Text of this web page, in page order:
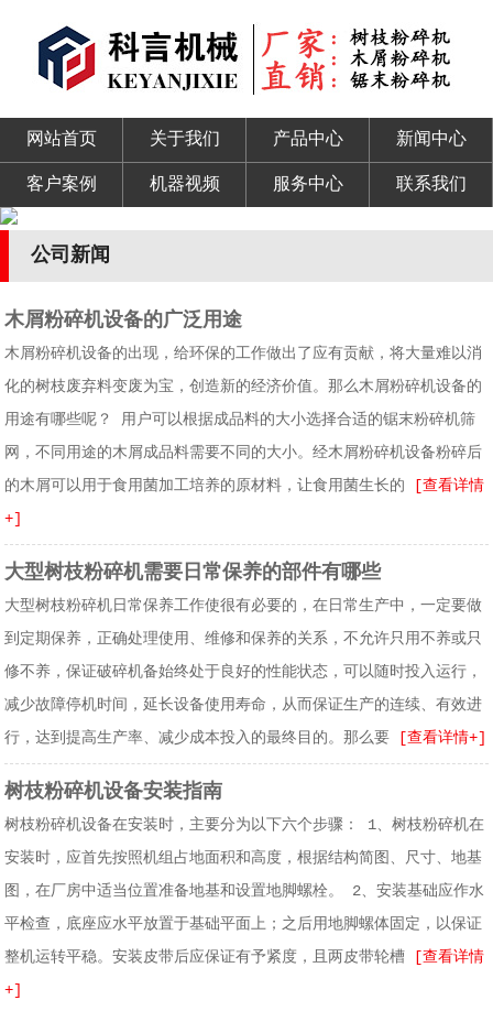
网站首页 关于我们 产品中心 新闻中心
客户案例 机器视频 服务中心 联系我们
公司新闻
木屑粉碎机设备的广泛用途
木屑粉碎机设备的出现，给环保的工作做出了应有贡献，将大量难以消
化的树枝废弃料变废为宝，创造新的经济价值。那么木屑粉碎机设备的
用途有哪些呢？ 用户可以根据成品料的大小选择合适的锯末粉碎机筛
网，不同用途的木屑成品料需要不同的大小。经木屑粉碎机设备粉碎后
的木屑可以用于食用菌加工培养的原材料，让食用菌生长的
[查看详情
+]
大型树枝粉碎机需要日常保养的部件有哪些
大型树枝粉碎机日常保养工作使很有必要的，在日常生产中，一定要做
到定期保养，正确处理使用、维修和保养的关系，不允许只用不养或只
修不养，保证破碎机备始终处于良好的性能状态，可以随时投入运行，
减少故障停机时间，延长设备使用寿命，从而保证生产的连续、有效进
行，达到提高生产率、减少成本投入的最终目的。那么要
[查看详情+]
树枝粉碎机设备安装指南
树枝粉碎机设备在安装时，主要分为以下六个步骤： 1、树枝粉碎机在
安装时，应首先按照机组占地面积和高度，根据结构简图、尺寸、地基
图，在厂房中适当位置准备地基和设置地脚螺栓。 2、安装基础应作水
平检查，底座应水平放置于基础平面上；之后用地脚螺体固定，以保证
整机运转平稳。安装皮带后应保证有予紧度，且两皮带轮槽
[查看详情
+]